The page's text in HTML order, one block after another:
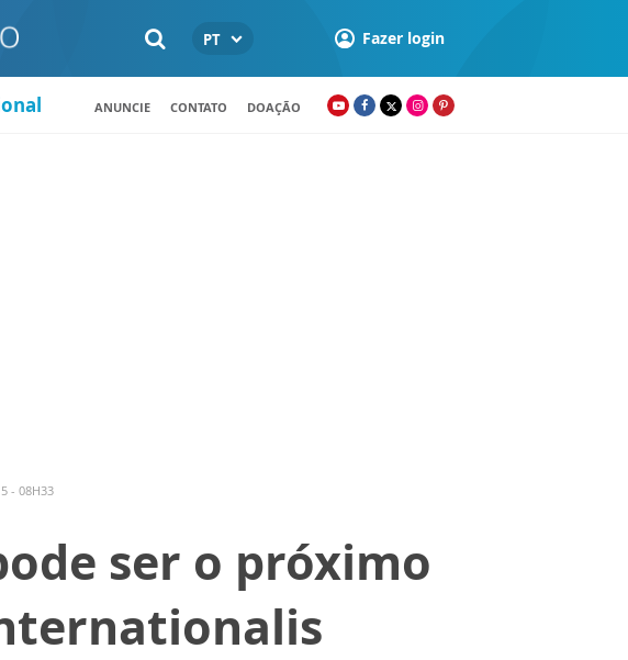
PT Fazer login
ANUNCIE CONTATO DOAÇÃO
- 08H33
ser o próximo